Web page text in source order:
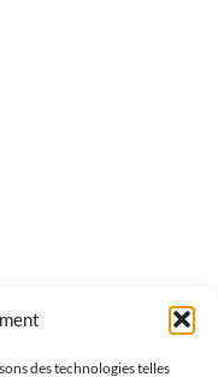
des technologies telles